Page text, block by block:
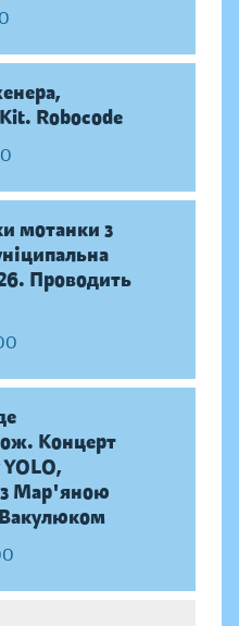
Robocode
мотанки з
Проводить
Концерт
з Мар'яною